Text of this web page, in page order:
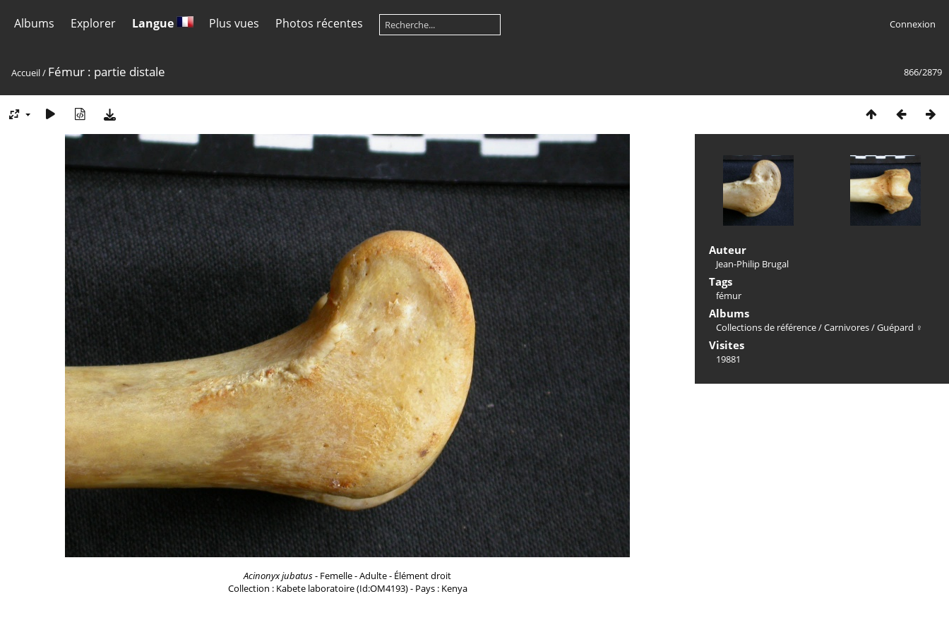
Albums Explorer Langue Plus vues Photos récentes Connexion
866/2879
Accueil/ Fémur : partie distale
Acinonyx jubatus- Femelle - Adulte - Élément droit
Collection : Kabete laboratoire (Id:OM4193) - Pays : Kenya
Auteur
Jean-Philip Brugal
Tags
fémur
Albums
Collections de référence/Carnivores/Guépard ♀
Visites
19881